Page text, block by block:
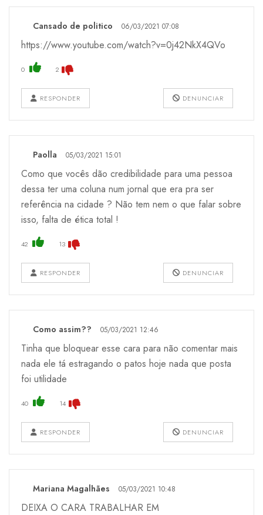
Cansado de politico 06/03/2021 07:08
https://www.youtube.com/watch?v=0j42NkX4QVo
0 2
RESPONDER DENUNCIAR
Paolla 05/03/2021 15:01
Como que vocês dão credibilidade para uma pessoa
dessa ter uma coluna num jornal que era pra ser
referência na cidade ? Não tem nem o que falar sobre
isso, falta de ética total !
42 13
RESPONDER DENUNCIAR
Como assim?? 05/03/2021 12:46
Tinha que bloquear esse cara para não comentar mais
nada ele tá estragando o patos hoje nada que posta
foi utilidade
40 14
RESPONDER DENUNCIAR
Mariana Magalhães 05/03/2021 10:48
DEIXA O CARA TRABALHAR EM